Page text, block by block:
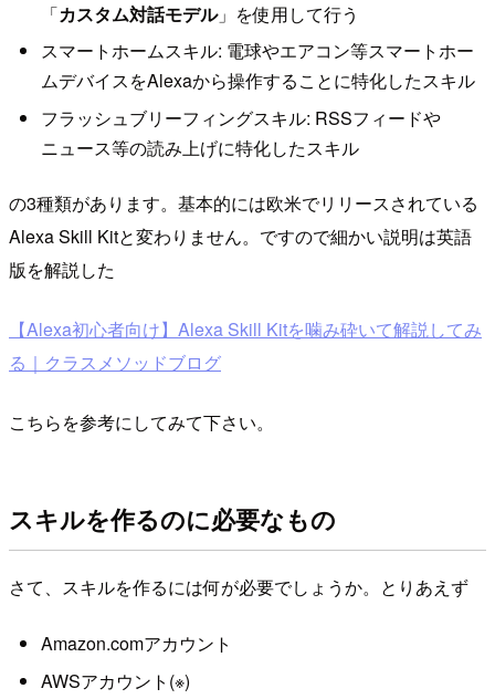
「カスタム対話モデル」を使用して行う
スマートホームスキル: 電球やエアコン等スマートホー
ムデバイスをAlexaから操作することに特化したスキル
フラッシュブリーフィングスキル: RSSフィードや
ニュース等の読み上げに特化したスキル
の3種類があります。基本的には欧米でリリースされている
Alexa Skill Kitと変わりません。ですので細かい説明は英語
版を解説した
【Alexa初心者向け】Alexa Skill Kitを噛み砕いて解説してみ
る｜クラスメソッドブログ
こちらを参考にしてみて下さい。
スキルを作るのに必要なもの
さて、スキルを作るには何が必要でしょうか。とりあえず
Amazon.comアカウント
AWSアカウント(※)